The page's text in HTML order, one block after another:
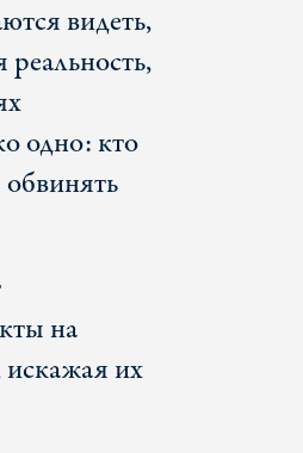
видеть,
одно: кто
на
искажая их